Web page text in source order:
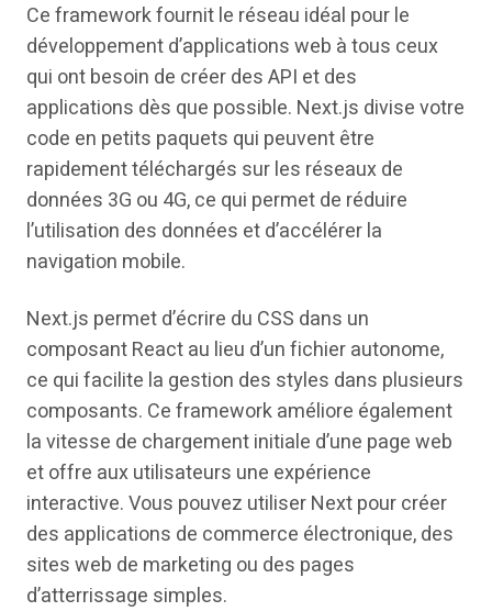
Ce framework fournit le réseau idéal pour le
développement d’applications web à tous ceux
qui ont besoin de créer des API et des
applications dès que possible. Next.js divise votre
code en petits paquets qui peuvent être
rapidement téléchargés sur les réseaux de
données 3G ou 4G, ce qui permet de réduire
l’utilisation des données et d’accélérer la
navigation mobile.
Next.js permet d’écrire du CSS dans un
composant React au lieu d’un fichier autonome,
ce qui facilite la gestion des styles dans plusieurs
composants. Ce framework améliore également
la vitesse de chargement initiale d’une page web
et offre aux utilisateurs une expérience
interactive. Vous pouvez utiliser Next pour créer
des applications de commerce électronique, des
sites web de marketing ou des pages
d’atterrissage simples.